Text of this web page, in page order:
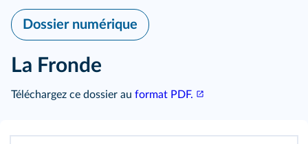
Dossier numérique
La Fronde
Téléchargez ce dossier au format PDF.